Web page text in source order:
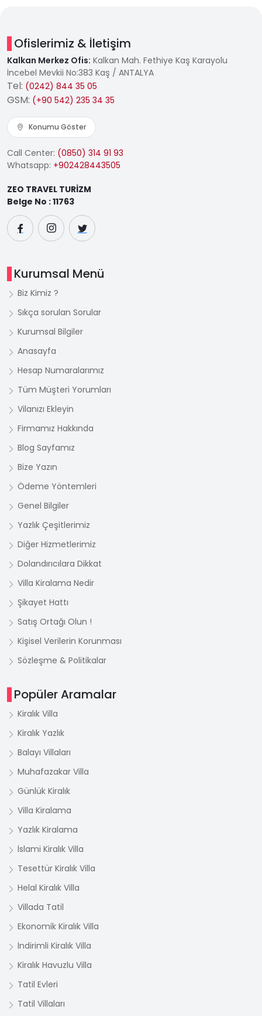
Ofislerimiz & İletişim
Kalkan Merkez Ofis: Kalkan Mah. Fethiye Kaş Karayolu
İncebel Mevkii No:383 Kaş / ANTALYA
Tel: (0242) 844 35 05
GSM: (+90 542) 235 34 35
Konumu Göster
Call Center: (0850) 314 91 93
Whatsapp: +902428443505
ZEO TRAVEL TURİZM
Belge No : 11763
Kurumsal Menü
Biz Kimiz ?
Sıkça sorulan Sorular
Kurumsal Bilgiler
Anasayfa
Hesap Numaralarımız
Tüm Müşteri Yorumları
Vilanızı Ekleyin
Firmamız Hakkında
Blog Sayfamız
Bize Yazın
Ödeme Yöntemleri
Genel Bilgiler
Yazlık Çeşitlerimiz
Diğer Hizmetlerimiz
Dolandırıcılara Dikkat
Villa Kiralama Nedir
Şikayet Hattı
Satış Ortağı Olun !
Kişisel Verilerin Korunması
Sözleşme & Politikalar
Popüler Aramalar
Kiralık Villa
Kiralık Yazlık
Balayı Villaları
Muhafazakar Villa
Günlük Kiralık
Villa Kiralama
Yazlık Kiralama
İslami Kiralık Villa
Tesettür Kiralık Villa
Helal Kiralık Villa
Villada Tatil
Ekonomik Kiralık Villa
İndirimli Kiralık Villa
Kiralık Havuzlu Villa
Tatil Evleri
Tatil Villaları